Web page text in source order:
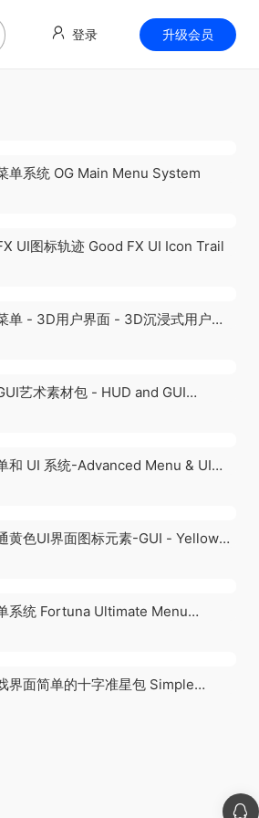
登录 升级会员
单系统 OG Main Menu System
UI图标轨迹 Good FX UI Icon Trail
单 - 3D用户界面 - 3D沉浸式用户界
艺术素材包 - HUD and GUI
和 UI 系统-Advanced Menu & UI
黄色UI界面图标元素-GUI - Yellow
系统 Fortuna Ultimate Menu
界面简单的十字准星包 Simple